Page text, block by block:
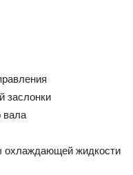
заслонки
вала
охлаждающей жидкости